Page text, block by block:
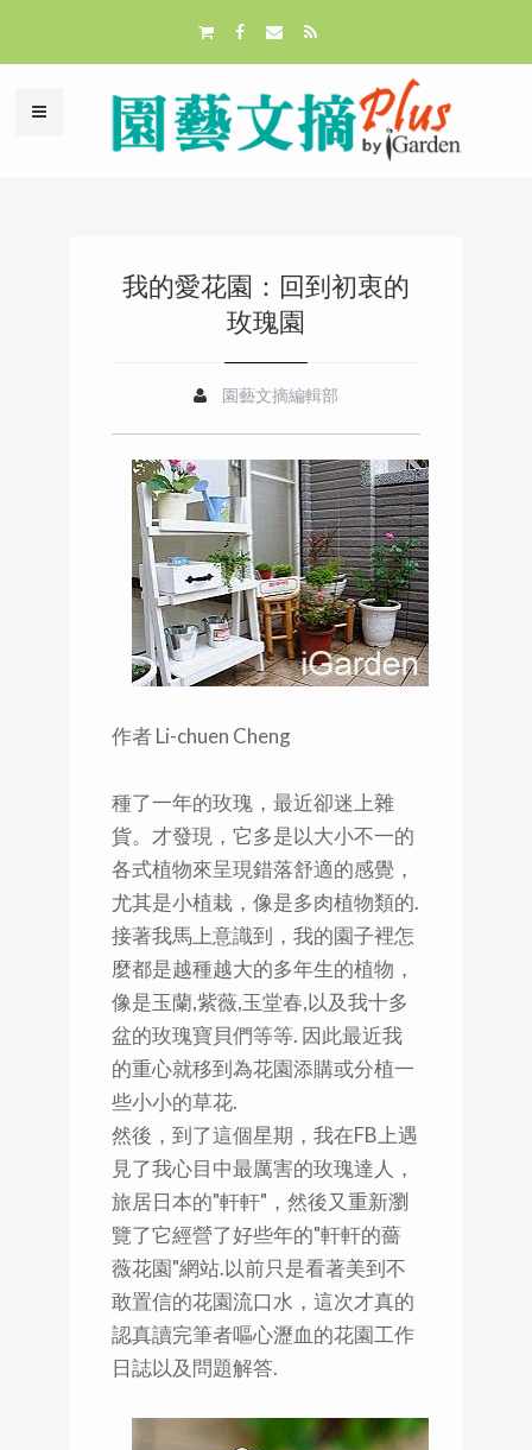
我的愛花園：回到初衷的
玫瑰園
園藝文摘編輯部
作者 Li-chuen Cheng
種了一年的玫瑰，最近卻迷上雜
貨。才發現，它多是以大小不一的
各式植物來呈現錯落舒適的感覺，
尤其是小植栽，像是多肉植物類的.
接著我馬上意識到，我的園子裡怎
麼都是越種越大的多年生的植物，
像是玉蘭,紫薇,玉堂春,以及我十多
盆的玫瑰寶貝們等等. 因此最近我
的重心就移到為花園添購或分植一
些小小的草花.
然後，到了這個星期，我在FB上遇
見了我心目中最厲害的玫瑰達人，
旅居日本的"軒軒"，然後又重新瀏
覽了它經營了好些年的"軒軒的薔
薇花園"網站.以前只是看著美到不
敢置信的花園流口水，這次才真的
認真讀完筆者嘔心瀝血的花園工作
日誌以及問題解答.